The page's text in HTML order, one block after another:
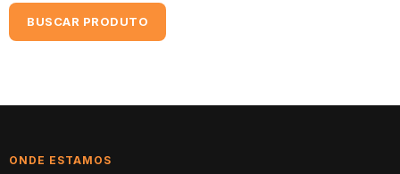
BUSCAR PRODUTO
ONDE ESTAMOS